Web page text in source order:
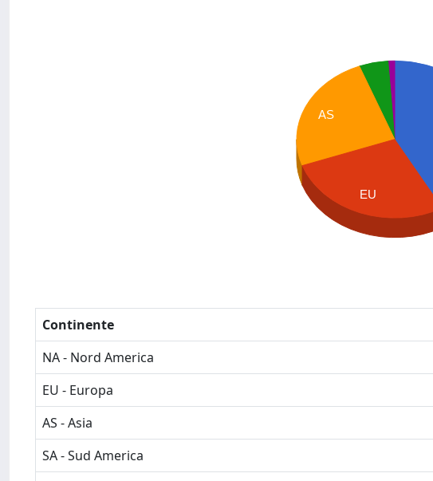
AS
EU
Continente
NA - Nord America
EU - Europa
AS - Asia
SA - Sud America